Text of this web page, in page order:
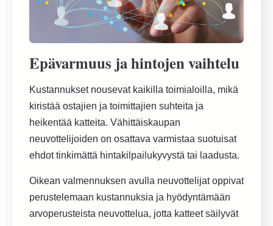
Epävarmuus ja hintojen vaihtelu
Kustannukset nousevat kaikilla toimialoilla, mikä
kiristää ostajien ja toimittajien suhteita ja
heikentää katteita. Vähittäiskaupan
neuvottelijoiden on osattava varmistaa suotuisat
ehdot tinkimättä hintakilpailukyvystä tai laadusta.
Oikean valmennuksen avulla neuvottelijat oppivat
perustelemaan kustannuksia ja hyödyntämään
arvoperusteista neuvottelua, jotta katteet säilyvät